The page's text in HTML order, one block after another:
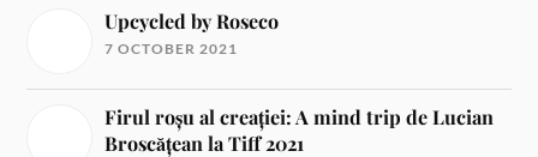
Upcycled by Roseco
7 OCTOBER 2021
Firul roșu al creației: A mind trip de Lucian
Broscățean la Tiff 2021